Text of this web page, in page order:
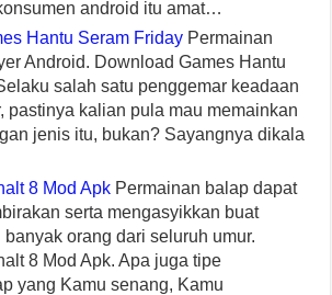
android itu amat…
Hantu Seram Friday Permainan
Android. Download Games Hantu
salah satu penggemar keadaan
pastinya kalian pula mau memainkan
jenis itu, bukan? Sayangnya dikala
8 Mod Apk Permainan balap dapat
serta mengasyikkan buat
orang dari seluruh umur.
8 Mod Apk. Apa juga tipe
yang Kamu senang, Kamu